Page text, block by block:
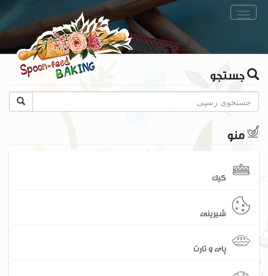
Toggle
جستجو
منو
کیک
شیرینی
پای و تارت